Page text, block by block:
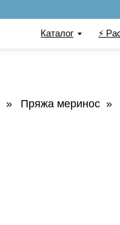
Каталог ⚡️
» Пряжа меринос »